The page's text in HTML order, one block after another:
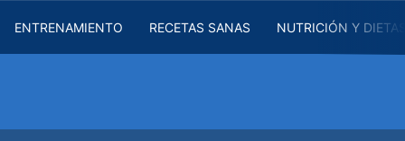
ENTRENAMIENTO RECETAS SANAS NUTRICIÓN Y